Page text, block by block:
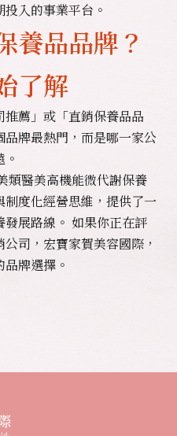
入的事業平台。
養品品牌？
了解
薦」或「直銷保養品品
牌最熱門，而是哪一家公
類醫美高機能微代謝保養
度化經營思維，提供了一
展路線。 如果你正在評
司，宏寶家賀美容國際，
牌選擇。